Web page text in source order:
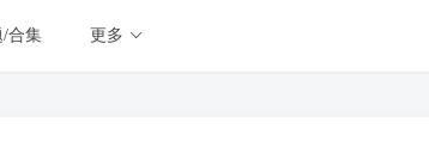
/合集 更多